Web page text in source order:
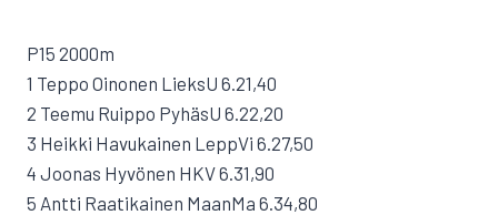
P15 2000m
1 Teppo Oinonen LieksU 6.21,40
2 Teemu Ruippo PyhäsU 6.22,20
3 Heikki Havukainen LeppVi 6.27,50
4 Joonas Hyvönen HKV 6.31,90
5 Antti Raatikainen MaanMa 6.34,80